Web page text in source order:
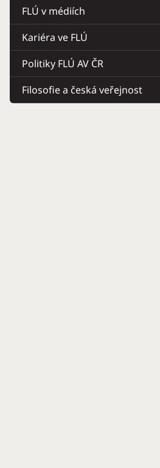
FLÚ v médiích
Kariéra ve FLÚ
Politiky FLÚ AV ČR
Filosofie a česká veřejnost